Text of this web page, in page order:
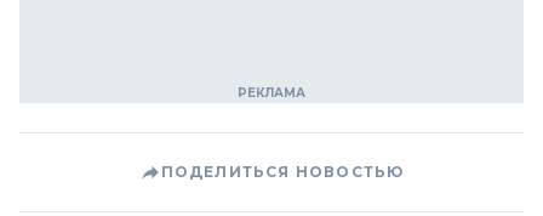
ПОДЕЛИТЬСЯ НОВОСТЬЮ